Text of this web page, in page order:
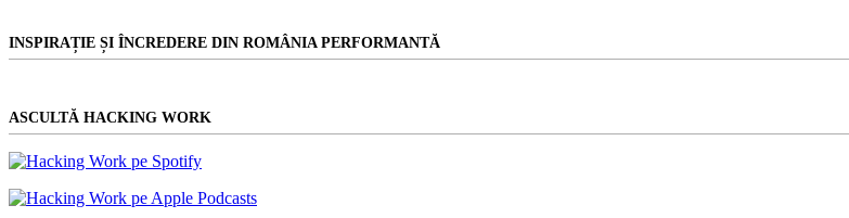
INSPIRAȚIE ȘI ÎNCREDERE DIN ROMÂNIA PERFORMANTĂ
ASCULTĂ HACKING WORK